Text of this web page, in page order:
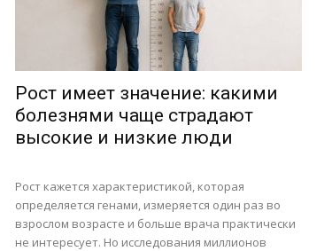
Рост имеет значение: какими
болезнями чаще страдают
высокие и низкие люди
Рост кажется характеристикой, которая
определяется генами, измеряется один раз во
взрослом возрасте и больше врача практически
не интересует. Но исследования миллионов